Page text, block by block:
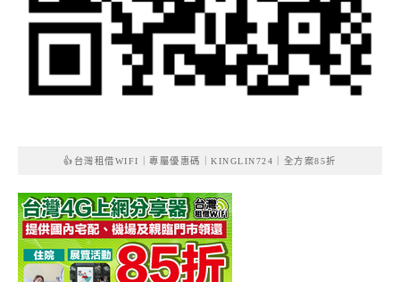
👍台灣租借WIFI｜專屬優惠碼｜KINGLIN724｜全方案85折